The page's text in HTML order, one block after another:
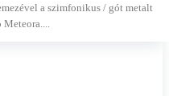
a szimfonikus / gót metalt
Meteora....